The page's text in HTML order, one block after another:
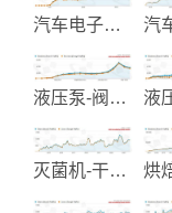
汽车电子改装产品
液压泵-阀及系统制造
灭菌机-干燥机